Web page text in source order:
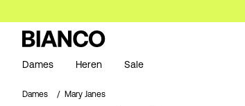
Dames Heren Sale
Dames Mary Janes